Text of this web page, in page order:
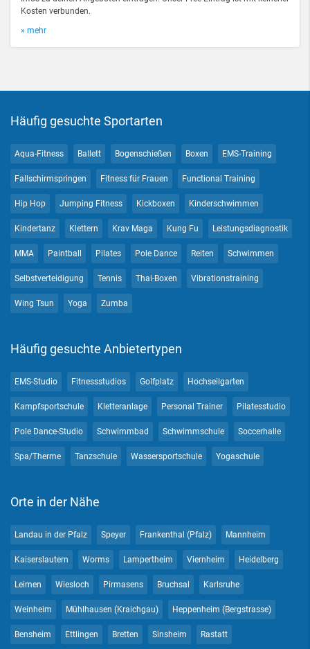
Kosten verbunden.
» mehr
Häufig gesuchte Sportarten
Aqua-Fitness Ballett Bogenschießen Boxen EMS-Training
Fallschirmspringen Fitness für Frauen Functional Training
Hip Hop Jumping Fitness Kickboxen Kinderschwimmen
Kindertanz Klettern Krav Maga Kung Fu Leistungsdiagnostik
MMA Paintball Pilates Pole Dance Reiten Schwimmen
Selbstverteidigung Tennis Thai-Boxen Vibrationstraining
Wing Tsun Yoga Zumba
Häufig gesuchte Anbietertypen
EMS-Studio Fitnessstudios Golfplatz Hochseilgarten
Kampfsportschule Kletteranlage Personal Trainer Pilatesstudio
Pole Dance-Studio Schwimmbad Schwimmschule Soccerhalle
Spa/Therme Tanzschule Wassersportschule Yogaschule
Orte in der Nähe
Landau in der Pfalz Speyer Frankenthal (Pfalz) Mannheim
Kaiserslautern Worms Lampertheim Viernheim Heidelberg
Leimen Wiesloch Pirmasens Bruchsal Karlsruhe
Weinheim Mühlhausen (Kraichgau) Heppenheim (Bergstrasse)
Bensheim Ettlingen Bretten Sinsheim Rastatt